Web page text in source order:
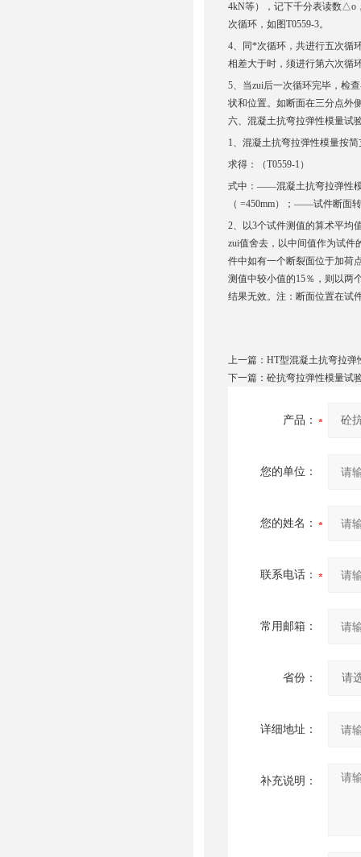
4kN等），记下千分表读数△o
次循环，如图T0559-3。
4、同*次循环，共进行五次循
相差大于时，须进行第六次循
5、当zui后一次循环完毕，检
状和位置。如断面在三分点外
六、混凝土抗弯拉弹性模量试
1、混凝土抗弯拉弹性模量按
求得：（T0559-1）
式中：——混凝土抗弯拉弹性
（ =450mm）
；——试件断面
2、以3个试件测值的算术平均
zui值舍去，以中间值作为试件
件中如有一个断裂面位于加荷
测值中较小值的15％，则以两
结果无效。注：断面位置在试
上一篇： HT型混凝土抗弯拉弹
下一篇： 砼抗弯拉弹性模量试
产品：
您的单位：
您的姓名：
联系电话：
常用邮箱：
省份：
详细地址：
补充说明：